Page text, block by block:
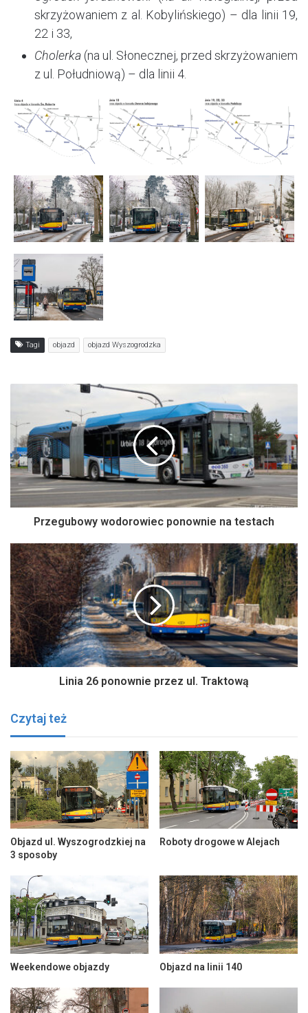
skrzyżowaniem z al. Kobylińskiego) – dla linii 19,
22 i 33,
Cholerka (na ul. Słonecznej, przed skrzyżowaniem
z ul. Południową) – dla linii 4.
Tagi objazd objazd Wyszogrodzka
Przegubowy wodorowiec ponownie na testach
Linia 26 ponownie przez ul. Traktową
Czytaj też
Objazd ul. Wyszogrodzkiej na
3 sposoby
Roboty drogowe w Alejach
Weekendowe objazdy Objazd na linii 140